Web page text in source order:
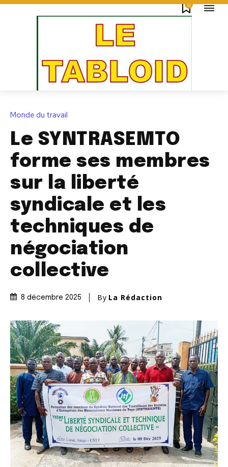
0
Monde du travail
Le SYNTRASEMTO
forme ses membres
sur la liberté
syndicale et les
techniques de
négociation
collective
8 décembre 2025 By La Rédaction